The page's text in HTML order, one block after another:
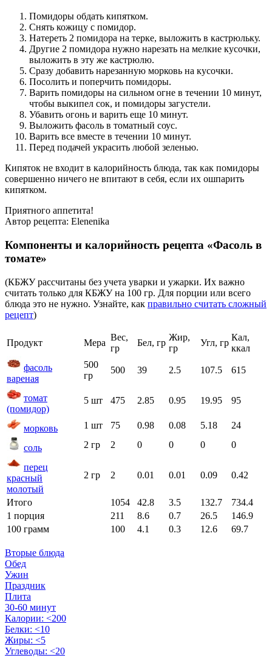
Помидоры обдать кипятком.
Снять кожицу с помидор.
Натереть 2 помидора на терке, выложить в кастрюльку.
Другие 2 помидора нужно нарезать на мелкие кусочки,
выложить в эту же кастрюлю.
Сразу добавить нарезанную морковь на кусочки.
Посолить и поперчить помидоры.
Варить помидоры на сильном огне в течении 10 минут,
чтобы выкипел сок, и помидоры загустели.
Убавить огонь и варить еще 10 минут.
Выложить фасоль в томатный соус.
Варить все вместе в течении 10 минут.
Перед подачей украсить любой зеленью.
Кипяток не входит в калорийность блюда, так как помидоры
совершенно ничего не впитают в себя, если их ошпарить
кипятком.
Приятного аппетита!
Автор рецепта: Elenenika
Компоненты и калорийность рецепта «Фасоль в
томате»
(КБЖУ рассчитаны без учета уварки и ужарки. Их важно
считать только для КБЖУ на 100 гр. Для порции или всего
блюда это не нужно. Узнайте, как правильно считать сложный
рецепт)
Продукт Мера
Вес,
гр
Бел, гр
Жир,
гр
Угл, гр
Кал,
ккал
фасоль
вареная
500
гр
500 39 2.5 107.5 615
томат
(помидор)
5 шт 475 2.85 0.95 19.95 95
морковь 1 шт 75 0.98 0.08 5.18 24
соль 2 гр 2 0 0 0 0
перец
красный
молотый
2 гр 2 0.01 0.01 0.09 0.42
Итого 1054 42.8 3.5 132.7
734.4
1 порция
211 8.6 0.7 26.5
146.9
100 грамм
100 4.1 0.3 12.6 69.7
Вторые блюда
Обед
Ужин
Праздник
Плита
30-60 минут
Калории: <200
Белки: <10
Жиры: <5
Углеводы: <20